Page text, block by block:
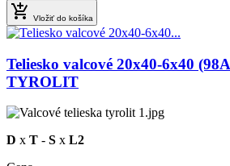
 Vložiť do košíka
Teliesko valcové 20x40-6x40
TYROLIT
D x T - S x L2